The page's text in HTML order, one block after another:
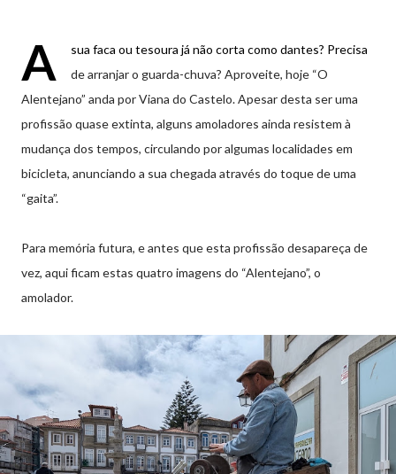
A
sua faca ou tesoura já não corta como dantes? Precisa
de arranjar o guarda-chuva? Aproveite, hoje “O
Alentejano” anda por Viana do Castelo. Apesar desta ser uma
profissão quase extinta, alguns amoladores ainda resistem à
mudança dos tempos, circulando por algumas localidades em
bicicleta, anunciando a sua chegada através do toque de uma
“gaita”.
Para memória futura, e antes que esta profissão desapareça de
vez, aqui ficam estas quatro imagens do “Alentejano”, o
amolador.